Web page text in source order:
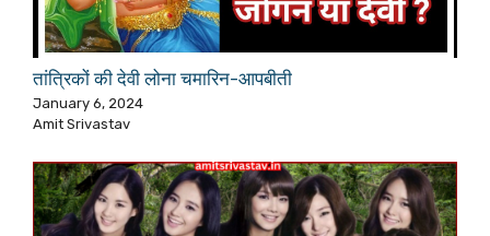
तांत्रिकों की देवी लोना चमारिन-आपबीती
January 6, 2024
Amit Srivastav